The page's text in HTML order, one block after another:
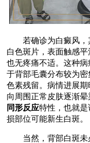
若确诊为白癜风
白色斑片，表面触感
也无疼痛不适。这种
于背部毛囊分布较为
色素残留。病情进展
向周围正常皮肤逐渐
同形反应特性，也就
损部位可能新生白斑。
当然，背部白斑